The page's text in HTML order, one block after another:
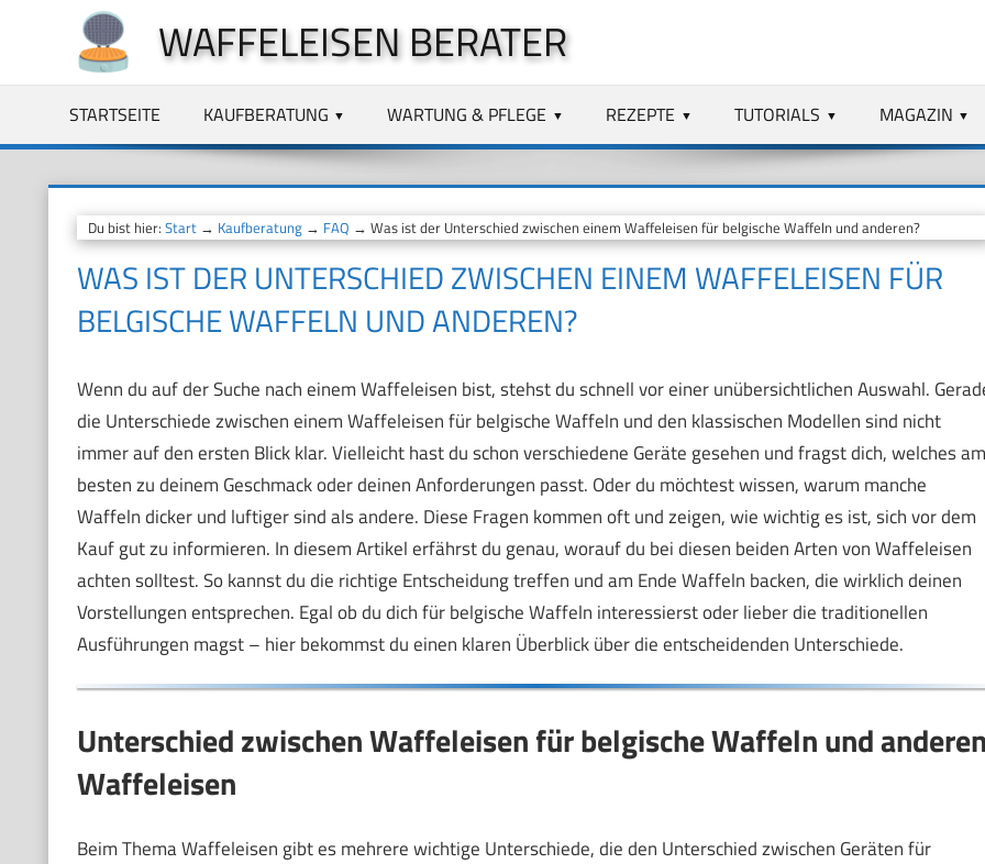
springen
WAFFELEISEN BERATER
STARTSEITE KAUFBERATUNG WARTUNG & PFLEGE REZEPTE TUTORIALS MAGAZIN
Du bist hier: Start→ Kaufberatung→ FAQ → Was ist der Unterschied zwischen einem Waffeleisen für belgische Waffeln und anderen?
WAS IST DER UNTERSCHIED ZWISCHEN EINEM WAFFELEISEN FÜR
BELGISCHE WAFFELN UND ANDEREN?
Wenn du auf der Suche nach einem Waffeleisen bist, stehst du schnell vor einer unübersichtlichen Auswahl.
die Unterschiede zwischen einem Waffeleisen für belgische Waffeln und den klassischen Modellen sind nicht
immer auf den ersten Blick klar. Vielleicht hast du schon verschiedene Geräte gesehen und fragst dich, welches am
besten zu deinem Geschmack oder deinen Anforderungen passt. Oder du möchtest wissen, warum manche
Waffeln dicker und luftiger sind als andere. Diese Fragen kommen oft und zeigen, wie wichtig es ist, sich vor dem
Kauf gut zu informieren. In diesem Artikel erfährst du genau, worauf du bei diesen beiden Arten von Waffeleisen
achten solltest. So kannst du die richtige Entscheidung treffen und am Ende Waffeln backen, die wirklich deinen
Vorstellungen entsprechen. Egal ob du dich für belgische Waffeln interessierst oder lieber die traditionellen
Ausführungen magst – hier bekommst du einen klaren Überblick über die entscheidenden Unterschiede.
Unterschied zwischen Waffeleisen für belgische Waffeln und anderen
Waffeleisen
Beim Thema Waffeleisen gibt es mehrere wichtige Unterschiede, die den Unterschied zwischen Geräten für